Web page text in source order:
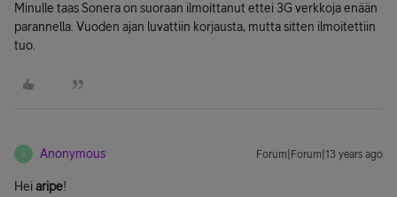
Minulle taas Sonera on suoraan ilmoittanut ettei 3G verkkoja enään
parannella. Vuoden ajan luvattiin korjausta, mutta sitten ilmoitettiin
tuo.
A Anonymous Forum|Forum|13 years ago
Heiaripe!